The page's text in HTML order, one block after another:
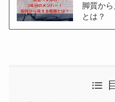
脚質か
とは？